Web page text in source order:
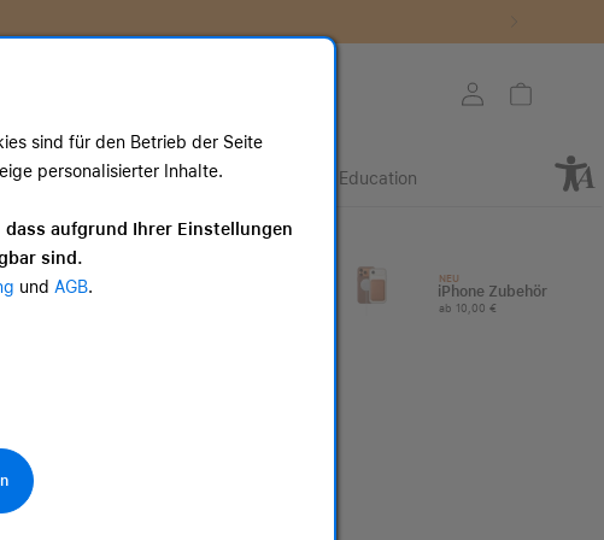
Mein KontoWarenkorb
Angebote Retail Education
NEU
iPhone Zubehör
ab 10,00 €
sind für den Betrieb der Seite
personalisierter Inhalte.
dass aufgrund Ihrer Einstellungen
sind.
und AGB.